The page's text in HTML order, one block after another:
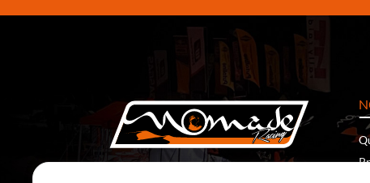
5 Rte de Ronchamp